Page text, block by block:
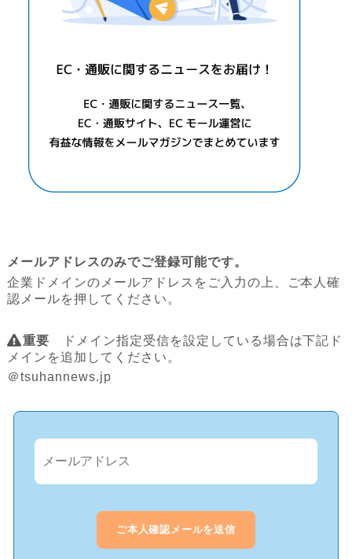
メールアドレスのみでご登録可能です。
企業ドメインのメールアドレスをご入力の上、ご本人確
認メールを押してください。
重要 ドメイン指定受信を設定している場合は下記ド
メインを追加してください。
＠tsuhannews.jp